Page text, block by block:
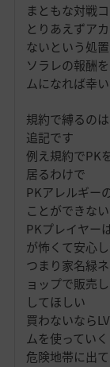
まともな対戦
とりあえずア
ないという処
ソラレの報酬
ムになれば幸
規約で縛るの
追記です
例え規約でPK
居るわけで
PKアレルギー
ことができない
PKプレイヤー
が怖くて安心
つまり家名緑
ョップで販売
してほしい
買わないなら
ムを使ってい
危険地帯に出